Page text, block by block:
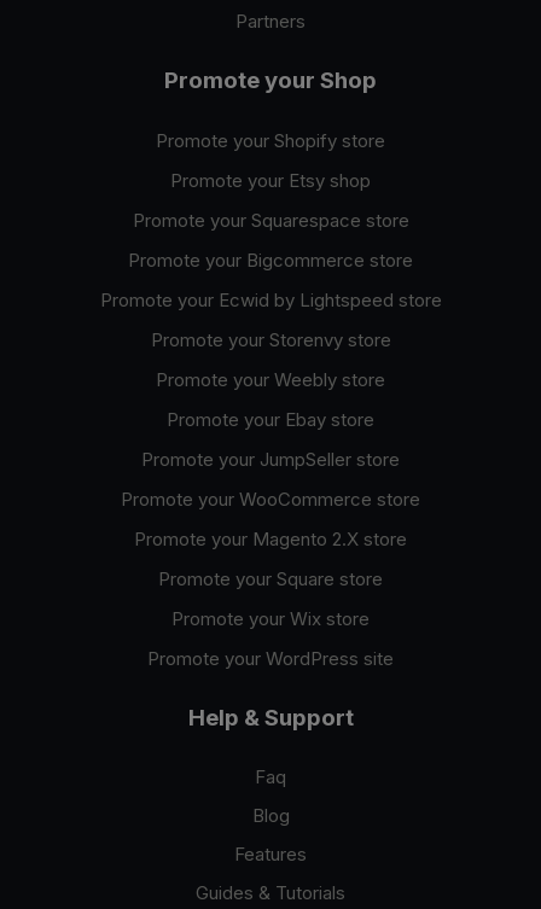
Partners
Promote your Shop
Promote your Shopify store
Promote your Etsy shop
Promote your Squarespace store
Promote your Bigcommerce store
Promote your Ecwid by Lightspeed store
Promote your Storenvy store
Promote your Weebly store
Promote your Ebay store
Promote your JumpSeller store
Promote your WooCommerce store
Promote your Magento 2.X store
Promote your Square store
Promote your Wix store
Promote your WordPress site
Help & Support
Faq
Blog
Features
Guides & Tutorials